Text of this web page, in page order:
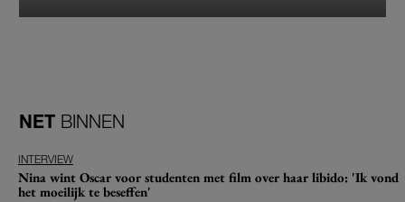
NET BINNEN
INTERVIEW
Nina wint Oscar voor studenten met film over haar libido: 'Ik vond
het moeilijk te beseffen'